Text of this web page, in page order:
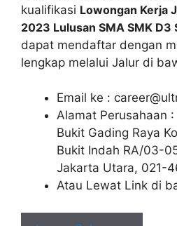
kualifikasi Lowongan Kerja
2023 Lulusan SMA SMK D3
dapat mendaftar dengan
lengkap melalui Jalur di
Email ke :
Alamat Perusahaan
Bukit Gading Raya
Bukit Indah RA/03-
Jakarta Utara, 021-
Atau Lewat Link di